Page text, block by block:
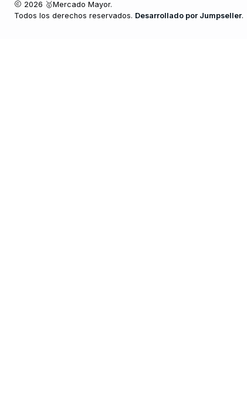
2026 🥇Mercado Mayor.
Todos los derechos reservados. Desarrollado por Jumpseller.